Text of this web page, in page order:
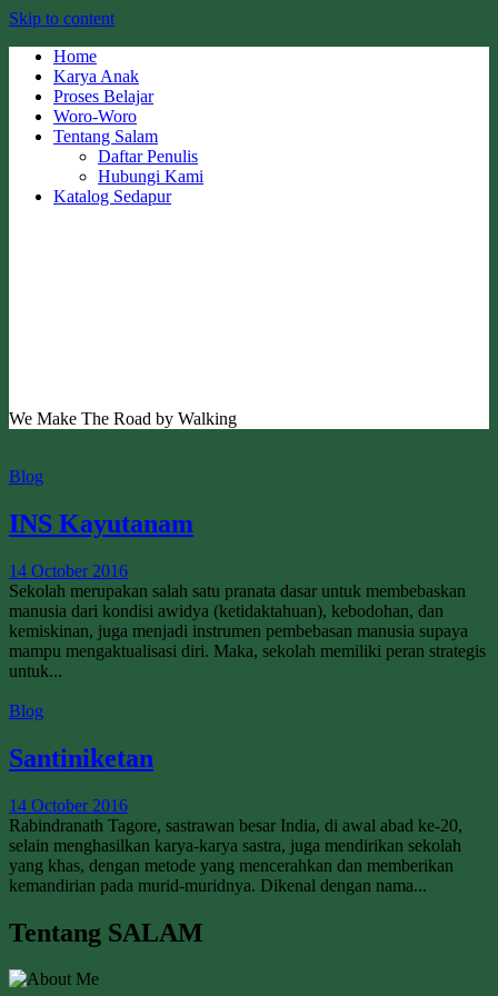
Skip to content
Home
Karya Anak
Proses Belajar
Woro-Woro
Tentang Salam
Daftar Penulis
Hubungi Kami
Katalog Sedapur
We Make The Road by Walking
Blog
INS Kayutanam
14 October 2016
Sekolah merupakan salah satu pranata dasar untuk membebaskan
manusia dari kondisi awidya (ketidaktahuan), kebodohan, dan
kemiskinan, juga menjadi instrumen pembebasan manusia supaya
mampu mengaktualisasi diri. Maka, sekolah memiliki peran strategis
untuk...
Blog
Santiniketan
14 October 2016
Rabindranath Tagore, sastrawan besar India, di awal abad ke-20,
selain menghasilkan karya-karya sastra, juga mendirikan sekolah
yang khas, dengan metode yang mencerahkan dan memberikan
kemandirian pada murid-muridnya. Dikenal dengan nama...
Tentang SALAM